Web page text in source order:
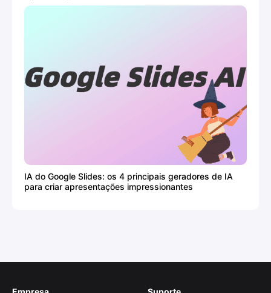
IA do Google Slides: os 4 principais geradores de IA
para criar apresentações impressionantes